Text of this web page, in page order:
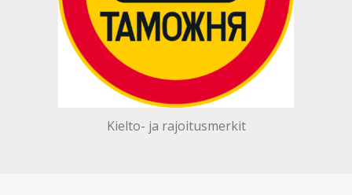
Kielto- ja rajoitusmerkit